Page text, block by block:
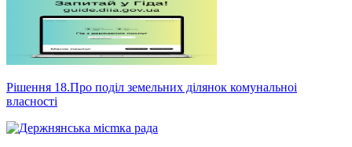
Рішення 18.Про подiл земельних дiлянок комунальноi
власностi